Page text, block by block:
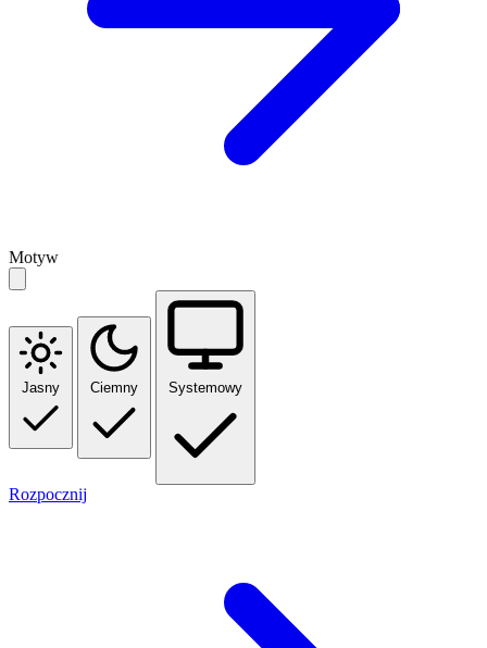
Motyw
Jasny Ciemny Systemowy
Rozpocznij